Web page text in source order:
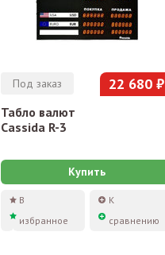
Под заказ 22 680 ₽
Табло валют
Cassida R-3
Купить
В
избранное
К
сравнению